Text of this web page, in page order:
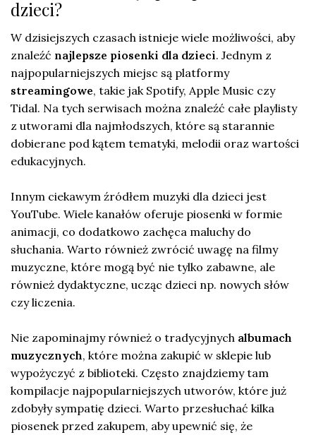
dzieci?
W dzisiejszych czasach istnieje wiele możliwości, aby
znaleźć najlepsze piosenki dla dzieci. Jednym z
najpopularniejszych miejsc są platformy
streamingowe, takie jak Spotify, Apple Music czy
Tidal. Na tych serwisach można znaleźć całe playlisty
z utworami dla najmłodszych, które są starannie
dobierane pod kątem tematyki, melodii oraz wartości
edukacyjnych.
Innym ciekawym źródłem muzyki dla dzieci jest
YouTube. Wiele kanałów oferuje piosenki w formie
animacji, co dodatkowo zachęca maluchy do
słuchania. Warto również zwrócić uwagę na filmy
muzyczne, które mogą być nie tylko zabawne, ale
również dydaktyczne, ucząc dzieci np. nowych słów
czy liczenia.
Nie zapominajmy również o tradycyjnych albumach
muzycznych, które można zakupić w sklepie lub
wypożyczyć z biblioteki. Często znajdziemy tam
kompilacje najpopularniejszych utworów, które już
zdobyły sympatię dzieci. Warto przesłuchać kilka
piosenek przed zakupem, aby upewnić się, że